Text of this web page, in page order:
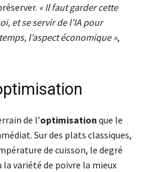
« Il faut garder cette
et se servir de l’IA pour
l’aspect économique »,
de l’optimisation que le
Sur des plats classiques,
de cuisson, le degré
la variété de poivre la mieux